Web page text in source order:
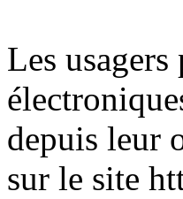
Les
depuis leur
sur le site